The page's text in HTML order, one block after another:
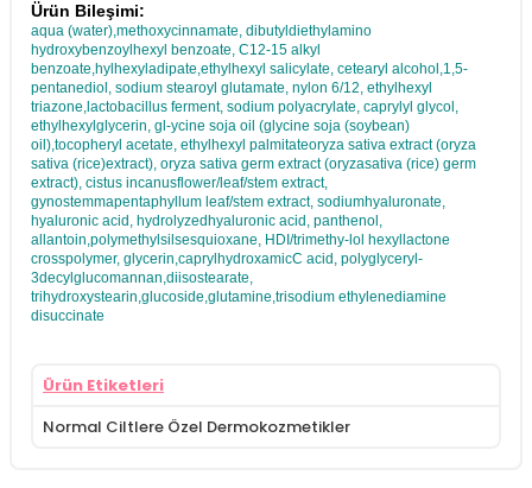
Ürün Bileşimi:
aqua (water),methoxycinnamate, dibutyldiethylamino
hydroxybenzoylhexyl benzoate, C12-15 alkyl
benzoate,hylhexyladipate,ethylhexyl salicylate, cetearyl alcohol,1,5-
pentanediol, sodium stearoyl glutamate, nylon 6/12, ethylhexyl
triazone,lactobacillus ferment, sodium polyacrylate, caprylyl glycol,
ethylhexylglycerin, gl-ycine soja oil (glycine soja (soybean)
oil),tocopheryl acetate, ethylhexyl palmitateoryza sativa extract (oryza
sativa (rice)extract), oryza sativa germ extract (oryzasativa (rice) germ
extract), cistus incanusflower/leaf/stem extract,
gynostemmapentaphyllum leaf/stem extract, sodiumhyaluronate,
hyaluronic acid, hydrolyzedhyaluronic acid, panthenol,
allantoin,polymethylsilsesquioxane, HDI/trimethy-lol hexyllactone
crosspolymer, glycerin,caprylhydroxamicC acid, polyglyceryl-
3decylglucomannan,diisostearate,
trihydroxystearin,glucoside,glutamine,trisodium ethylenediamine
disuccinate
Ürün Etiketleri
Normal Ciltlere Özel Dermokozmetikler